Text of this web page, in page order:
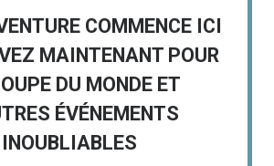
COMMENCE ICI
MAINTENANT POUR
DU MONDE ET
ÉVÉNEMENTS
INOUBLIABLES